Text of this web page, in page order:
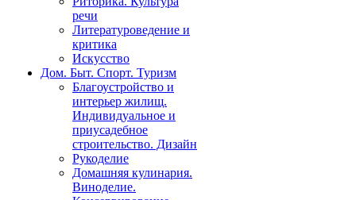
речи
Литературоведение и
критика
Искусство
Дом. Быт. Спорт. Туризм
Благоустройство и
интерьер жилищ.
Индивидуальное и
приусадебное
строительство. Дизайн
Рукоделие
Домашняя кулинария.
Виноделие.